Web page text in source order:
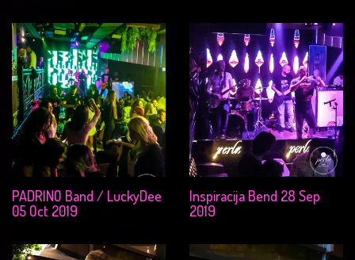
PADRINO Band / LuckyDee
05 Oct 2019
Inspiracija Bend 28 Sep
2019